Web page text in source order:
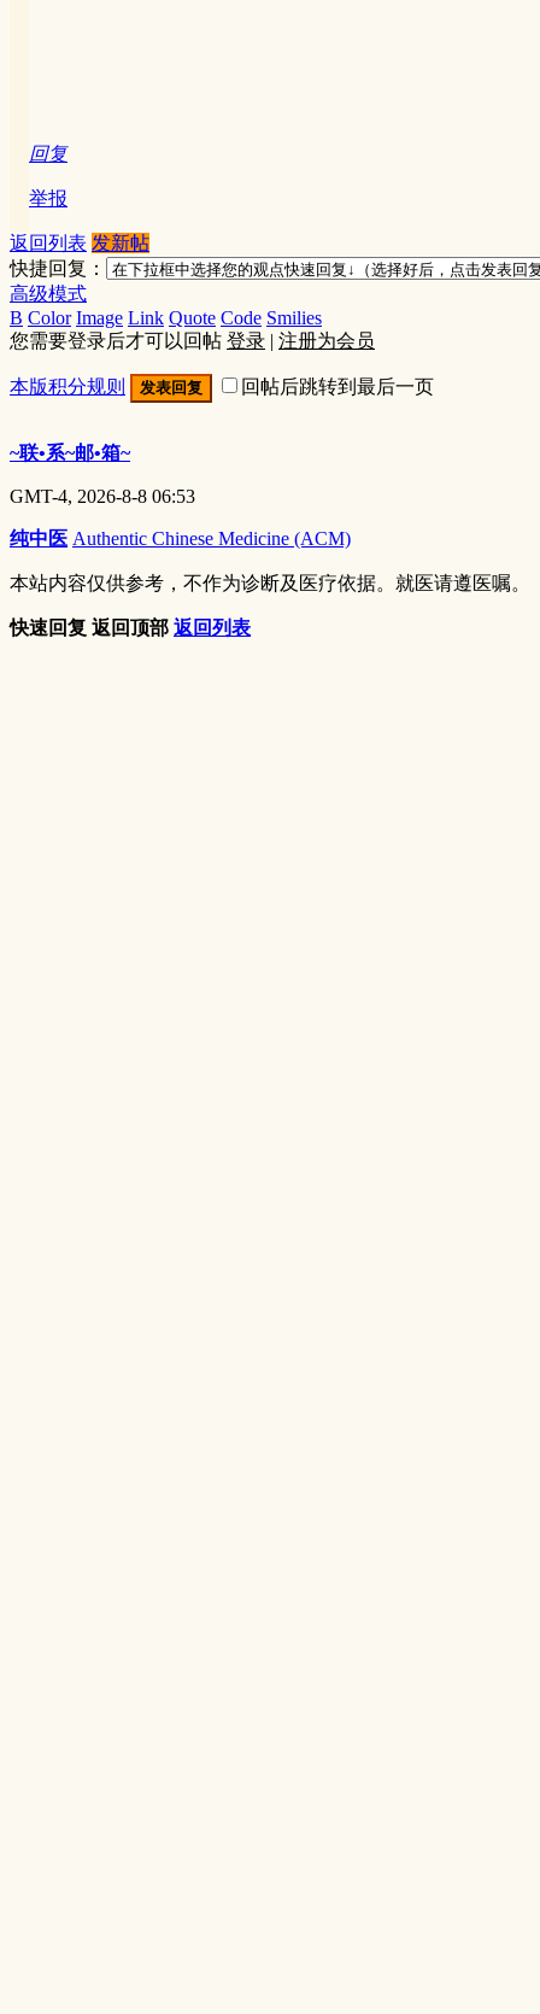
回复
举报
返回列表 发新帖
快捷回复：
高级模式
B Color Image Link Quote Code Smilies
您需要登录后才可以回帖 登录 | 注册为会员
本版积分规则 发表回复 回帖后跳转到最后一页
~联•系~邮•箱~
GMT-4, 2026-8-8 06:53
纯中医 Authentic Chinese Medicine (ACM)
本站内容仅供参考，不作为诊断及医疗依据。就医请遵医嘱。
快速回复 返回顶部 返回列表